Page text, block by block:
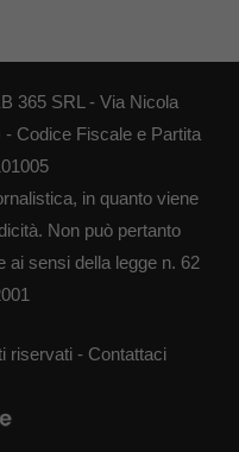
365 SRL - Via Nicola
Codice Fiscale e Partita
in quanto viene
Non può pertanto
ai sensi della legge n. 62
riservati - Contattaci